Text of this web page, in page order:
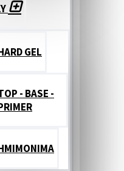
GEL
- BASE -